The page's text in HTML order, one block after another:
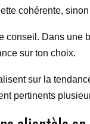
cohérente,
conseil. Dans une
sur ton choix.
sur la
pertinents